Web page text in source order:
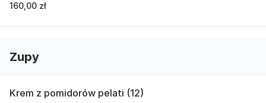
160,00 zł
Zupy
Krem z pomidorów pelati (12)